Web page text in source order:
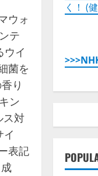
ウォ
テ
ウイ
菌を
り
ン
ス対
表記
く！ (